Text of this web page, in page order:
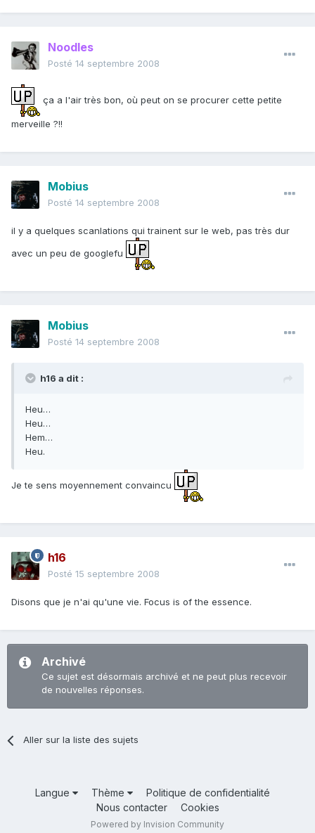
Noodles
Posté 14 septembre 2008
ça a l'air très bon, où peut on se procurer cette petite
merveille ?!!
Mobius
Posté 14 septembre 2008
il y a quelques scanlations qui trainent sur le web, pas très dur
avec un peu de googlefu
Mobius
Posté 14 septembre 2008
h16 a dit :
Heu…
Heu…
Hem…
Heu.
Je te sens moyennement convaincu
h16
Posté 15 septembre 2008
Disons que je n'ai qu'une vie. Focus is of the essence.
Archivé
Ce sujet est désormais archivé et ne peut plus recevoir
de nouvelles réponses.
Aller sur la liste des sujets
Langue Thème
Politique de confidentialité
Nous contacter
Cookies
Powered by Invision Community